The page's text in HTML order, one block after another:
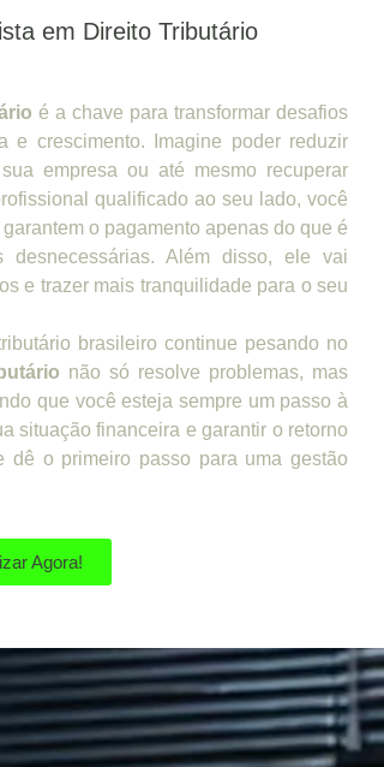
em Direito Tributário
é a chave para transformar desafios
e crescimento. Imagine poder reduzir
empresa ou até mesmo recuperar
qualificado ao seu lado, você
o pagamento apenas do que é
desnecessárias. Além disso, ele vai
e trazer mais tranquilidade para o seu
brasileiro continue pesando no
não só resolve problemas, mas
que você esteja sempre um passo à
situação financeira e garantir o retorno
o primeiro passo para uma gestão
Agora!